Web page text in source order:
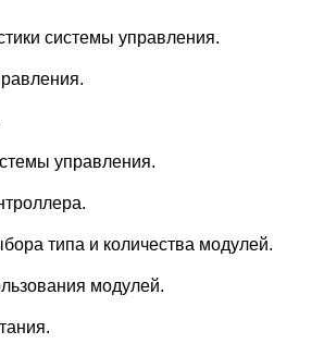
системы управления.
управления.
типа и количества модулей.
модулей.